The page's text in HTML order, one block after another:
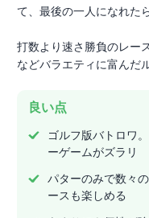
て、最後の一人になれた
打数より速さ勝負のレー
などバラエティに富んだ
良い点
ゴルフ版バトロワ
ーゲームがズラリ
パターのみで数々
ースも楽しめる